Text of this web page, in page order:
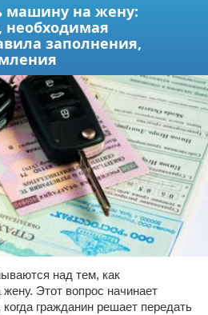
машину на жену:
необходимая
заполнения,
над тем, как
Этот вопрос начинает
гражданин решает передать